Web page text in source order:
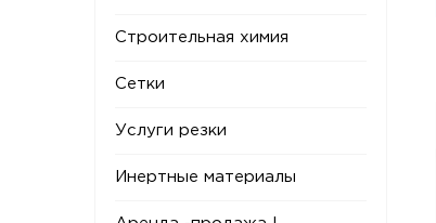
Строительная химия
Сетки
Услуги резки
Инертные материалы